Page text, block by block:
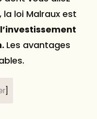
loi Malraux est
l’investissement
Les avantages